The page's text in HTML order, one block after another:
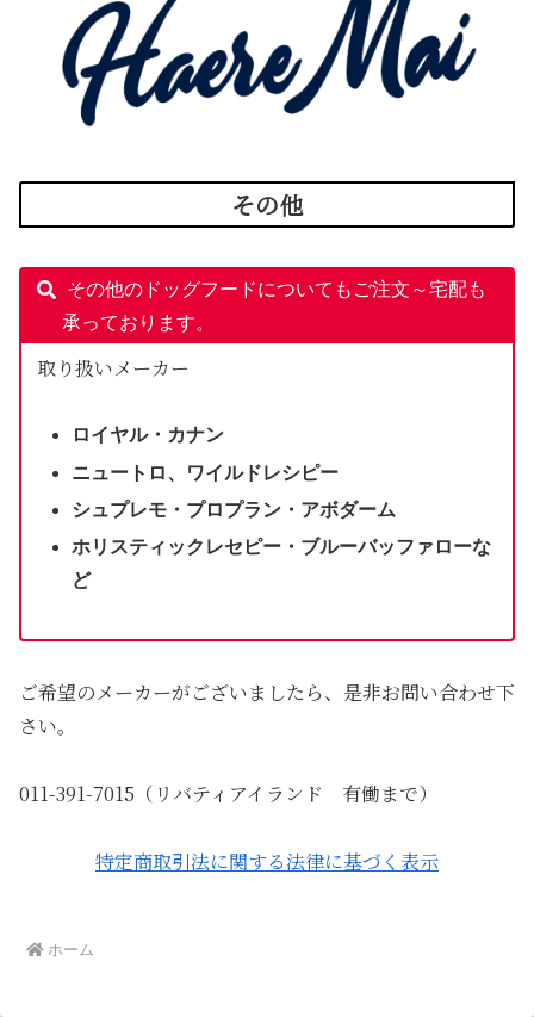
その他
その他のドッグフードについてもご注文～宅配も
承っております。
取り扱いメーカー
ロイヤル・カナン
ニュートロ、ワイルドレシピー
シュプレモ・プロプラン・アボダーム
ホリスティックレセピー・ブルーバッファローな
ど
ご希望のメーカーがございましたら、是非お問い合わせ下
さい。
011-391-7015（リバティアイランド 有働まで）
特定商取引法に関する法律に基づく表示
ホーム